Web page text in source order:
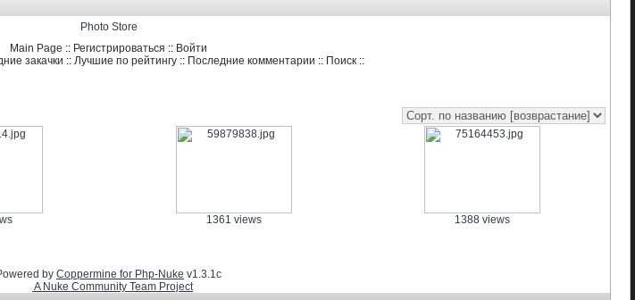
Photo Store
Main Page :: Регистрироваться :: Войти
закачки :: Лучшие по рейтингу :: Последние комментарии :: Поиск ::
1361 views
1388 views
by Coppermine for Php-Nuke v1.3.1c
A Nuke Community Team Project